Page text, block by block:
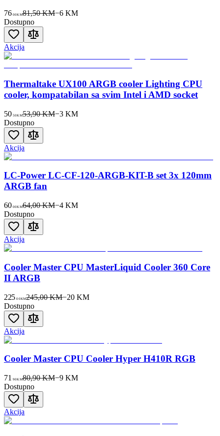
76 00KM81,50 KM−6KM
Dostupno
Akcija
Thermaltake UX100 ARGB cooler Lighting CPU
cooler, kompatabilan sa svim Intel i AMD socket
50 50KM53,90 KM−3KM
Dostupno
Akcija
LC-Power LC-CF-120-ARGB-KIT-B set 3x 120mm
ARGB fan
60 00KM64,00 KM−4KM
Dostupno
Akcija
Cooler Master CPU MasterLiquid Cooler 360 Core
II ARGB
225 00KM245,00 KM−20 KM
Dostupno
Akcija
Cooler Master CPU Cooler Hyper H410R RGB
71 90KM80,90 KM−9KM
Dostupno
Akcija